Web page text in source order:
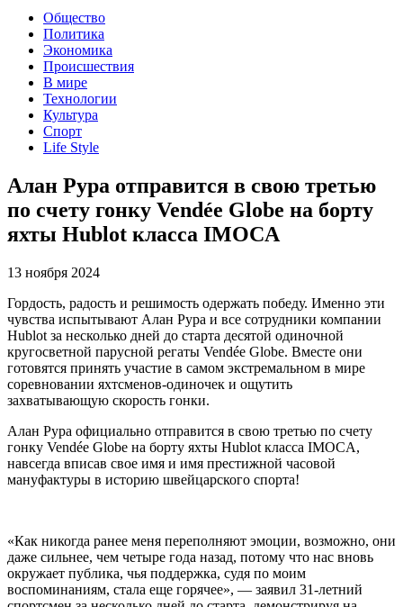
Общество
Политика
Экономика
Происшествия
В мире
Технологии
Культура
Спорт
Life Style
Алан Рура отправится в свою третью
по счету гонку Vendée Globe на борту
яхты Hublot класса IMOCA
13 ноября 2024
Гордость, радость и решимость одержать победу. Именно эти
чувства испытывают Алан Рура и все сотрудники компании
Hublot за несколько дней до старта десятой одиночной
кругосветной парусной регаты Vendée Globe. Вместе они
готовятся принять участие в самом экстремальном в мире
соревновании яхтсменов-одиночек и ощутить
захватывающую скорость гонки.
Алан Рура официально отправится в свою третью по счету
гонку Vendée Globe на борту яхты Hublot класса IMOCA,
навсегда вписав свое имя и имя престижной часовой
мануфактуры в историю швейцарского спорта!
«Как никогда ранее меня переполняют эмоции, возможно, они
даже сильнее, чем четыре года назад, потому что нас вновь
окружает публика, чья поддержка, судя по моим
воспоминаниям, стала еще горячее», — заявил 31-летний